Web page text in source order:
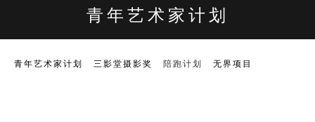
青年艺术家计划
青年艺术家计划 三影堂摄影奖 陪跑计划 无界项目